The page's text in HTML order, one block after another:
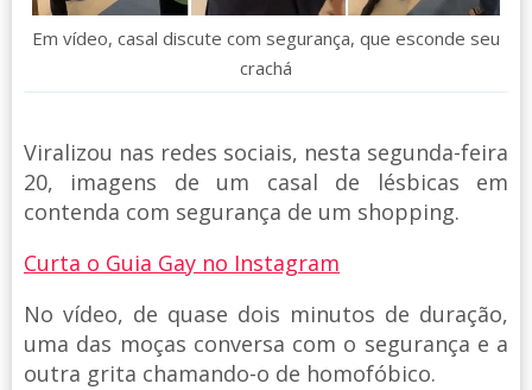
Em vídeo, casal discute com segurança, que esconde seu
crachá
Viralizou nas redes sociais, nesta segunda-feira
20, imagens de um casal de lésbicas em
contenda com segurança de um shopping.
Curta o Guia Gay no Instagram
No vídeo, de quase dois minutos de duração,
uma das moças conversa com o segurança e a
outra grita chamando-o de homofóbico.